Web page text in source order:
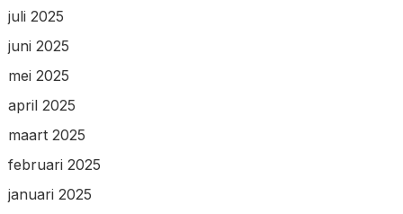
juli 2025
juni 2025
mei 2025
april 2025
maart 2025
februari 2025
januari 2025